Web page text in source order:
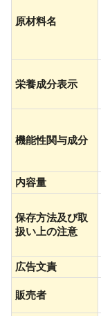
原材料名
栄養成分表示
機能性関与成分
内容量
保存方法及び取
扱い上の注意
広告文責
販売者